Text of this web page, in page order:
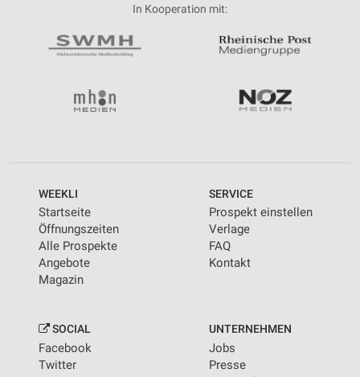
In Kooperation mit:
WEEKLI
Startseite
Öffnungszeiten
Alle Prospekte
Angebote
Magazin
SERVICE
Prospekt einstellen
Verlage
FAQ
Kontakt
SOCIAL
Facebook
Twitter
UNTERNEHMEN
Jobs
Presse